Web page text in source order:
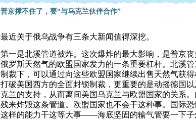
普京撑不住了，要“与乌克兰伙伴合作”
最近关于俄乌战争有三条大新闻值得深挖。
第一是北溪管道被炸。这次爆炸的最大影响，是普京
俄罗斯天然气的欧盟国家发力的一条重要杠杆。北溪
制裁下，可以通过向这些欧盟国家继续出售天然气获
打破美国西方的全面封锁制裁，更重要的是动摇德国
克兰的支持，从而离间美国乌克兰与欧盟国家的关系
残来炸毁这条管道。欧盟国家也不会干这种事。国际
这样的能力干这等大事——海底坚固的输气管要一下子